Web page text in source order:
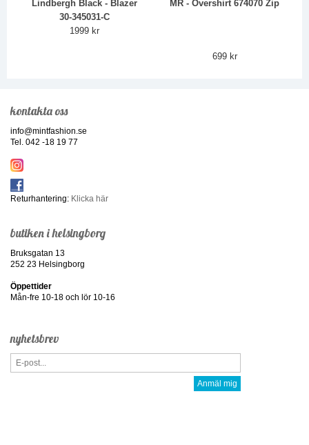
Lindbergh Black - Blazer
30-345031-C
1999 kr
MR - Overshirt 674070 Zip
699 kr
kontakta oss
info@mintfashion.se
Tel. 042 -18 19 77
Returhantering: Klicka här
butiken i helsingborg
Bruksgatan 13
252 23 Helsingborg
Öppettider
Mån-fre 10-18 och lör 10-16
nyhetsbrev
Anmäl mig